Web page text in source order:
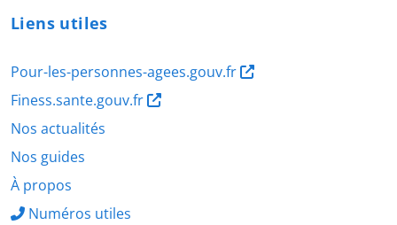
Liens utiles
Pour-les-personnes-agees.gouv.fr
Finess.sante.gouv.fr
Nos actualités
Nos guides
À propos
Numéros utiles